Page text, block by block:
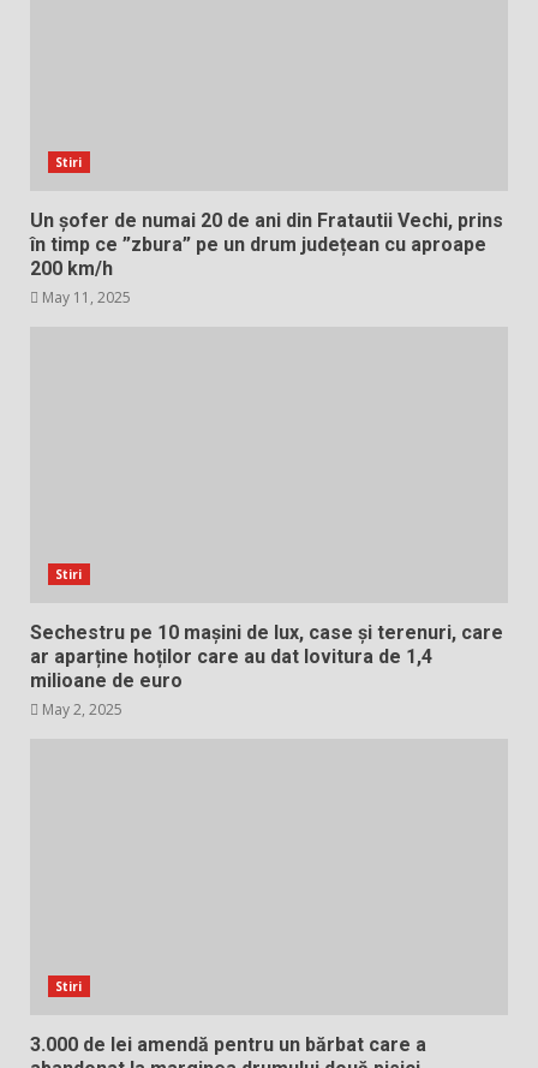
Stiri
Un șofer de numai 20 de ani din Fratautii Vechi, prins
în timp ce ”zbura” pe un drum județean cu aproape
200 km/h
May 11, 2025
Stiri
Sechestru pe 10 mașini de lux, case și terenuri, care
ar aparține hoților care au dat lovitura de 1,4
milioane de euro
May 2, 2025
Stiri
3.000 de lei amendă pentru un bărbat care a